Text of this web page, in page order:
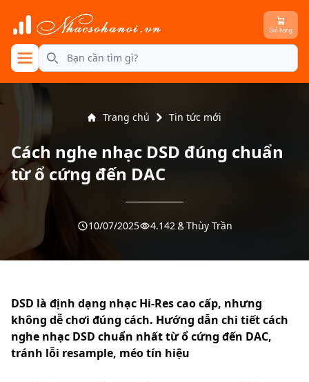
Search
Giỏ hàng
menu
Trang chủ Tin tức mới
Cách nghe nhạc DSD đúng chuẩn
từ ổ cứng đến DAC
10/07/2025 4.142 Thùy Trần
DSD là định dạng nhạc Hi-Res cao cấp, nhưng
không dễ chơi đúng cách. Hướng dẫn chi tiết cách
nghe nhạc DSD chuẩn nhất từ ổ cứng đến DAC,
tránh lỗi resample, méo tín hiệu